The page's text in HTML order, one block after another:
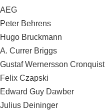
AEG
Peter Behrens
Hugo Bruckmann
A. Currer Briggs
Gustaf Wernersson Cronquist
Felix Czapski
Edward Guy Dawber
Julius Deininger